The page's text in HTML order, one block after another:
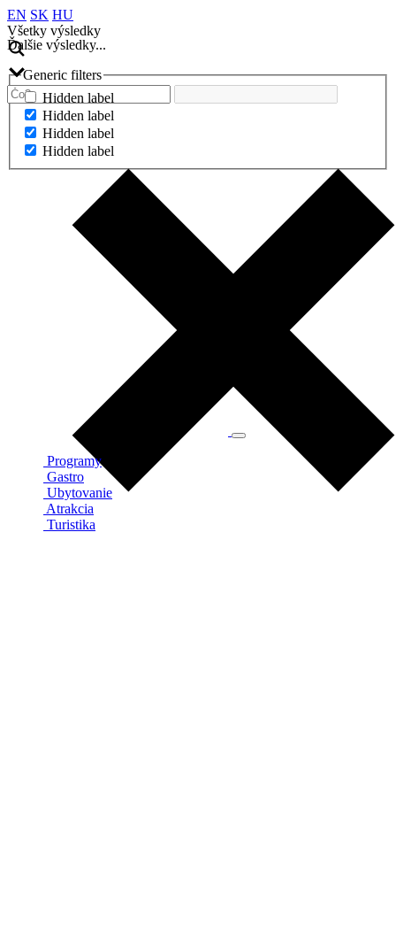
EN SK HU
Všetky výsledky
Ďalšie výsledky...
Generic filters
Hidden label
Hidden label
Hidden label
Hidden label
Ďalšie výsledky...
Programy
Gastro
Ubytovanie
Atrakcia
Turistika